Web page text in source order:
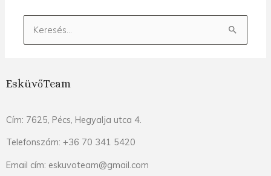
Keresés:
EsküvőTeam
Cím: 7625, Pécs, Hegyalja utca 4.
Telefonszám: +36 70 341 5420
Email cím: eskuvoteam@gmail.com